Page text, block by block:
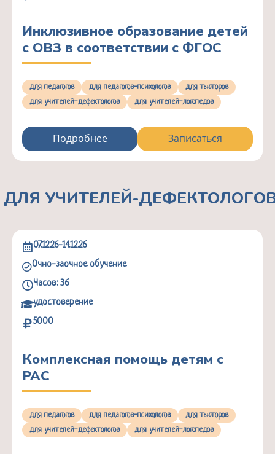
Инклюзивное образование детей
с ОВЗ в соответствии с ФГОС
для педагогов для педагогов-психологов
для тьюторов
для учителей-дефектологов
для учителей-логопедов
Подробнее Записаться
ДЛЯ УЧИТЕЛЕЙ-
07.12.26-14.12.26
Очно-заочное обучение
Часов: 36
удостоверение
5000
Комплексная помощь детям с
РАС
для педагогов для педагогов-психологов
для тьюторов
для учителей-дефектологов
для учителей-логопедов